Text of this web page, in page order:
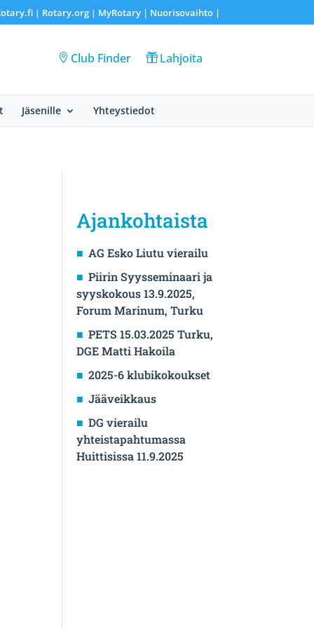
| Rotary.org| MyRotary | Nuorisovaihto|
Club Finder Lahjoita
Jäsenille Yhteystiedot
Ajankohtaista
AG Esko Liutu vierailu
Piirin Syysseminaari ja
syyskokous 13.9.2025,
Forum Marinum, Turku
PETS 15.03.2025 Turku,
DGE Matti Hakoila
2025-6 klubikokoukset
Jääveikkaus
DG vierailu
yhteistapahtumassa
Huittisissa 11.9.2025